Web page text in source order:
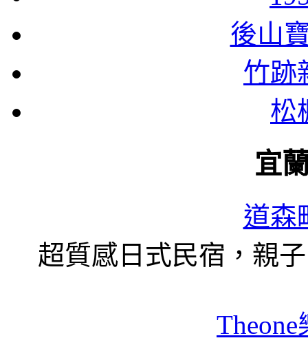
後山
竹跡
松
宜
道森
超質感日式民宿，親